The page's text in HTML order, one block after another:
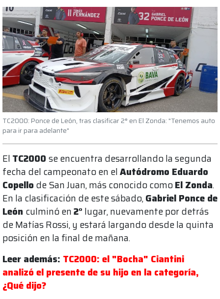
TC2000: Ponce de León, tras clasificar 2° en El Zonda: "Tenemos auto
para ir para adelante"
El TC2000 se encuentra desarrollando la segunda
fecha del campeonato en elAutódromo Eduardo
Copello de San Juan, más conocido comoEl Zonda.
En la clasificación de este sábado,Gabriel Ponce de
León culminó en2° lugar, nuevamente por detrás
de Matías Rossi, y estará largando desde la quinta
posición en la final de mañana.
Leer además: TC2000: el "Bocha" Ciantini
analizó el presente de su hijo en la categoría,
¿Qué dijo?